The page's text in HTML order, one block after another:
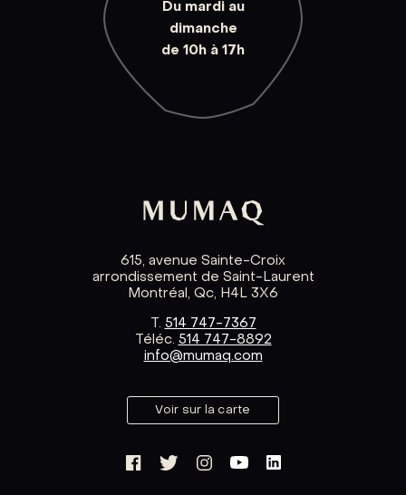
Du mardi au
dimanche
de 10h à 17h
615, avenue Sainte-Croix
arrondissement de Saint-Laurent
Montréal, Qc, H4L 3X6
T. 514 747-7367
Téléc. 514 747-8892
info@mumaq.com
Voir sur la carte